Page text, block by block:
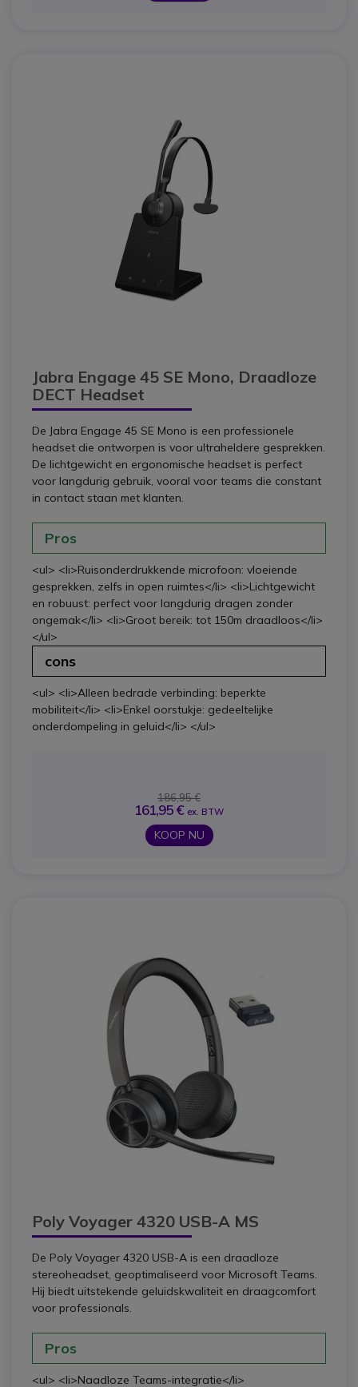
Jabra Engage 45 SE Mono, Draadloze
DECT Headset
De Jabra Engage 45 SE Mono is een professionele
headset die ontworpen is voor ultraheldere gesprekken.
De lichtgewicht en ergonomische headset is perfect
voor langdurig gebruik, vooral voor teams die constant
in contact staan met klanten.
Pros
<ul> <li>Ruisonderdrukkende microfoon: vloeiende
gesprekken, zelfs in open ruimtes</li> <li>Lichtgewicht
en robuust: perfect voor langdurig dragen zonder
ongemak</li> <li>Groot bereik: tot 150m draadloos</li>
</ul>
cons
<ul> <li>Alleen bedrade verbinding: beperkte
mobiliteit</li> <li>Enkel oorstukje: gedeeltelijke
onderdompeling in geluid</li> </ul>
186,95 €
161,95 € ex. BTW
KOOP NU
Poly Voyager 4320 USB-A MS
De Poly Voyager 4320 USB-A is een draadloze
stereoheadset, geoptimaliseerd voor Microsoft Teams.
Hij biedt uitstekende geluidskwaliteit en draagcomfort
voor professionals.
Pros
<ul> <li>Naadloze Teams-integratie</li>